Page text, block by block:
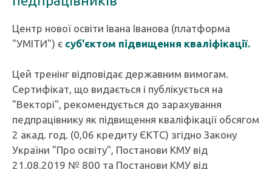
Центр нової освіти Івана Іванова (платформа
"УМІТИ") є суб'єктом підвищення кваліфікації.
Цей тренінг відповідає державним вимогам.
Сертифікат, що видається і публікується на
"Векторі", рекомендується до зарахування
педпрацівнику як підвищення кваліфікації обсягом
2 акад. год. (0,06 кредиту ЄКТС) згідно Закону
України "Про освіту", Постанови КМУ від
21.08.2019 № 800 та Постанови КМУ від